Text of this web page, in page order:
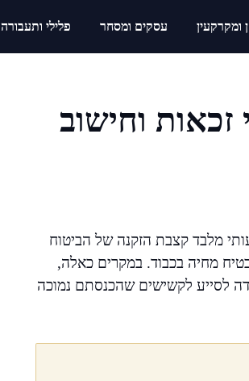
ומקרקעין עסקים ומסחר פלילי ותעבורה
וחישוב
מלבד קצבת הזקנה של הביטוח
מחיה בכבוד. במקרים כאלה,
לסייע לקשישים שהכנסתם נמוכה